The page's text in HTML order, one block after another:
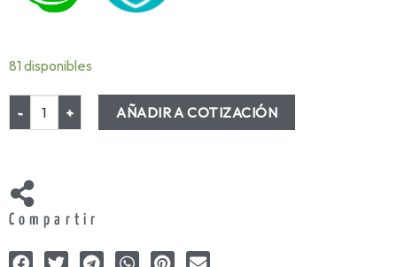
81 disponibles
AÑADIR A COTIZACIÓN
Compartir